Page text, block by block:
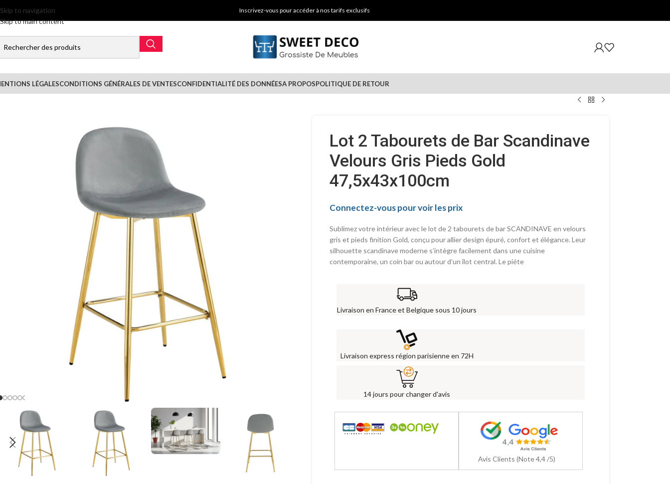
Skip to navigation
Skip to main content
Inscrivez-vous pour accéder à nos tarifs exclusifs
LÉGALESCONDITIONS GÉNÉRALES DE VENTESCONFIDENTIALITÉ DES DONNÉESA PROPOSPOLITIQUE DE RETOUR
Lot 2 Tabourets de Bar Scandinave
Velours Gris Pieds Gold
47,5x43x100cm
Connectez-vous pour voir les prix
Sublimez votre intérieur avec le lot de 2 tabourets de bar SCANDINAVE en velours
gris et pieds finition Gold, conçu pour allier design épuré, confort et élégance. Leur
silhouette scandinave moderne s’intègre facilement dans une cuisine
contemporaine, un coin bar ou autour d’un îlot central. Le piéte
Livraison en France et Belgique sous 10 jours
Livraison express région parisienne en 72H
14 jours pour changer d'avis
Avis Clients (Note 4,4 /5)